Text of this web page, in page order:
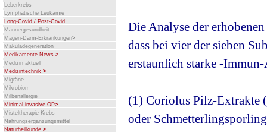
Leberkrebs
Lymphatische Leukämie
Long-Covid / Post-Covid
Männergesundheit
Magen-Darm-Erkrankungen>
Makuladegeneration
Medikamente News >
Medizin aktuell
Medizintechnik >
Migräne
Mikrobiom
Milbenallergie
Minimal invasive OP>
Misteltherapie Krebs
Nahrungsergänzungsmittel
Naturheilkunde >
Die Analyse der
dass bei vier der sieben
erstaunlich starke -
(1) Coriolus Pilz-Extrakte
oder